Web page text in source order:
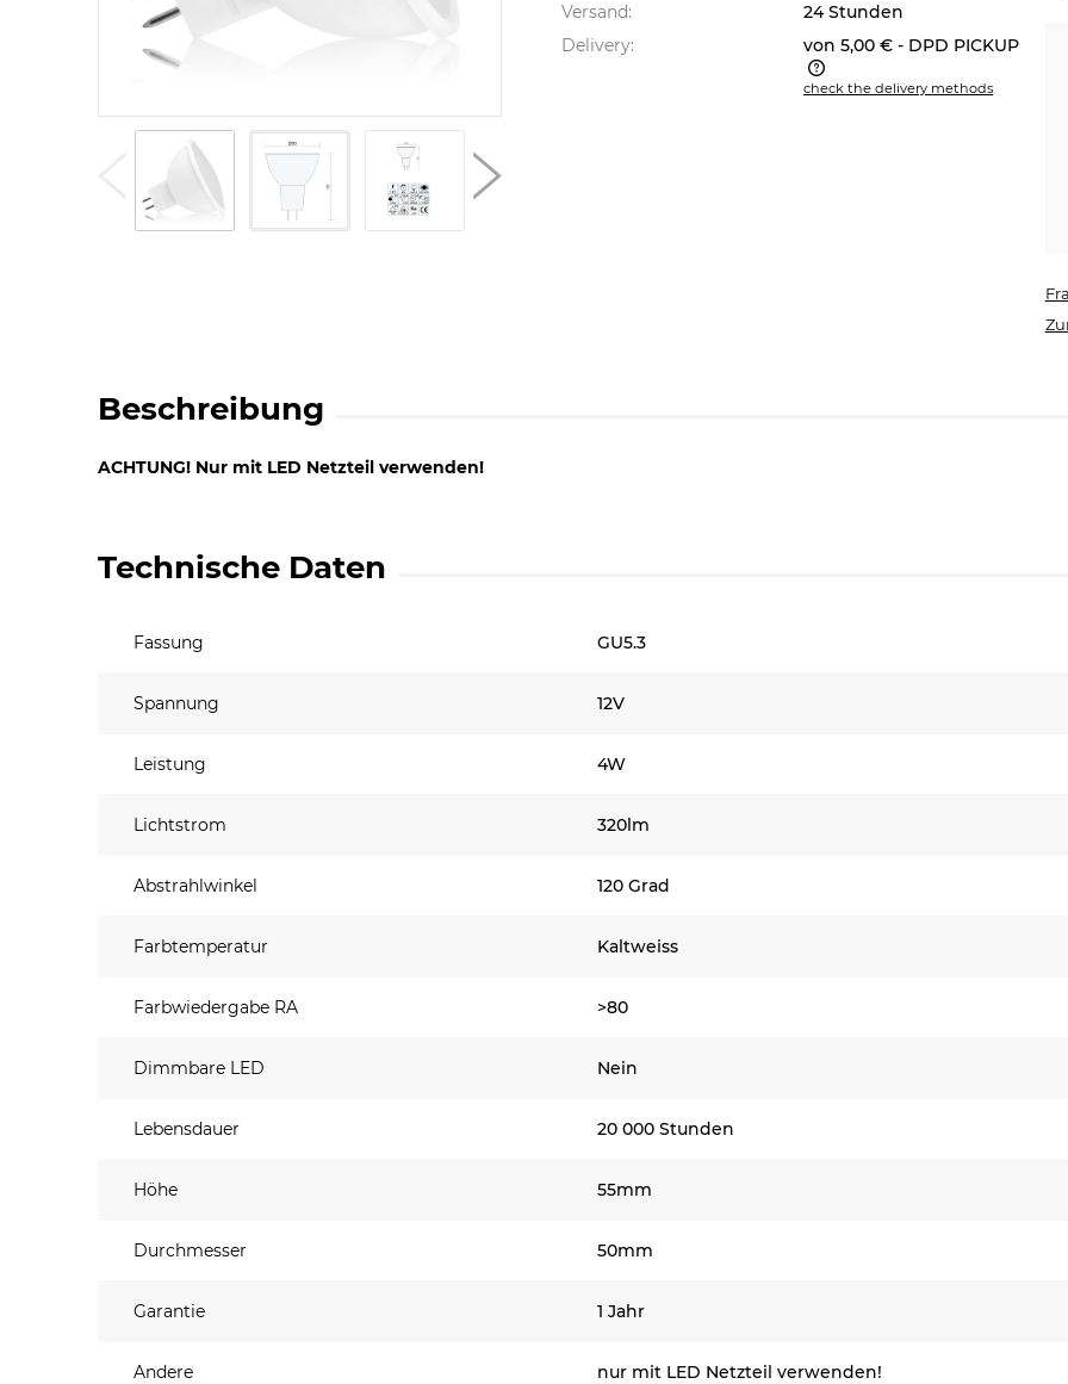
Versand:
24 Stunden
Delivery:
von 5,00 € - DPD PICKUP
check the delivery methods
Beschreibung
ACHTUNG! Nur mit LED Netzteil verwenden!
Technische Daten
Fassung GU5.3
Spannung 12V
Leistung 4W
Lichtstrom 320lm
Abstrahlwinkel 120 Grad
Farbtemperatur Kaltweiss
Farbwiedergabe RA >80
Dimmbare LED Nein
Lebensdauer 20 000 Stunden
Höhe 55mm
Durchmesser 50mm
Garantie 1 Jahr
Andere nur mit LED Netzteil verwenden!